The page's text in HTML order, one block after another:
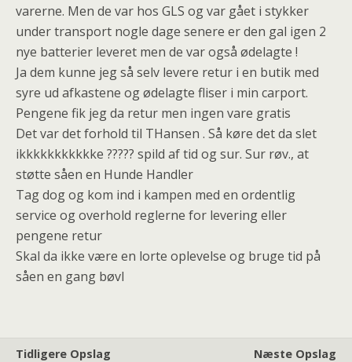
varerne. Men de var hos GLS og var gået i stykker
under transport nogle dage senere er den gal igen 2
nye batterier leveret men de var også ødelagte !
Ja dem kunne jeg så selv levere retur i en butik med
syre ud afkastene og ødelagte fliser i min carport.
Pengene fik jeg da retur men ingen vare gratis
Det var det forhold til THansen . Så køre det da slet
ikkkkkkkkkkke ????? spild af tid og sur. Sur røv., at
støtte såen en Hunde Handler
Tag dog og kom ind i kampen med en ordentlig
service og overhold reglerne for levering eller
pengene retur
Skal da ikke være en lorte oplevelse og bruge tid på
såen en gang bøvl
Tidligere Opslag
Næste Opslag